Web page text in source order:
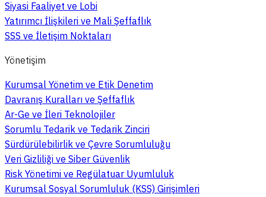
Siyasi Faaliyet ve Lobi
Yatırımcı İlişkileri ve Mali Şeffaflık
SSS ve İletişim Noktaları
Yönetişim
Kurumsal Yönetim ve Etik Denetim
Davranış Kuralları ve Şeffaflık
Ar-Ge ve İleri Teknolojiler
Sorumlu Tedarik ve Tedarik Zinciri
Sürdürülebilirlik ve Çevre Sorumluluğu
Veri Gizliliği ve Siber Güvenlik
Risk Yönetimi ve Regülatuar Uyumluluk
Kurumsal Sosyal Sorumluluk (KSS) Girişimleri